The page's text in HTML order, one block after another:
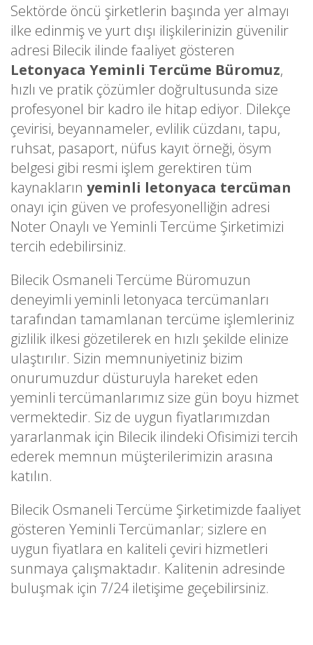
Sektörde öncü şirketlerin başında yer almayı
ilke edinmiş ve yurt dışı ilişkilerinizin güvenilir
adresi Bilecik ilinde faaliyet gösteren
Letonyaca Yeminli Tercüme Büromuz,
hızlı ve pratik çözümler doğrultusunda size
profesyonel bir kadro ile hitap ediyor. Dilekçe
çevirisi, beyannameler, evlilik cüzdanı, tapu,
ruhsat, pasaport, nüfus kayıt örneği, ösym
belgesi gibi resmi işlem gerektiren tüm
kaynakların yeminli letonyaca tercüman
onayı için güven ve profesyonelliğin adresi
Noter Onaylı ve Yeminli Tercüme Şirketimizi
tercih edebilirsiniz.
Bilecik Osmaneli Tercüme Büromuzun
deneyimli yeminli letonyaca tercümanları
tarafından tamamlanan tercüme işlemleriniz
gizlilik ilkesi gözetilerek en hızlı şekilde elinize
ulaştırılır. Sizin memnuniyetiniz bizim
onurumuzdur düsturuyla hareket eden
yeminli tercümanlarımız size gün boyu hizmet
vermektedir. Siz de uygun fiyatlarımızdan
yararlanmak için Bilecik ilindeki Ofisimizi tercih
ederek memnun müşterilerimizin arasına
katılın.
Bilecik Osmaneli Tercüme Şirketimizde faaliyet
gösteren Yeminli Tercümanlar; sizlere en
uygun fiyatlara en kaliteli çeviri hizmetleri
sunmaya çalışmaktadır. Kalitenin adresinde
buluşmak için 7/24 iletişime geçebilirsiniz.